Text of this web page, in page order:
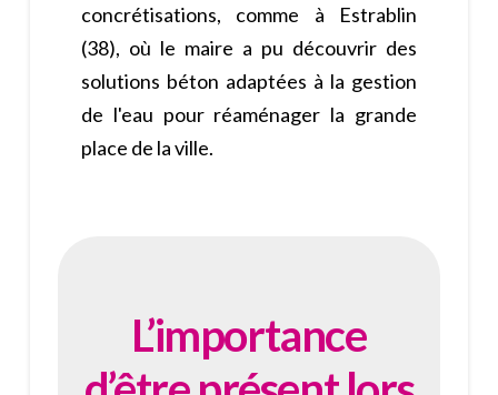
concrétisations, comme à Estrablin
(38), où le maire a pu découvrir des
solutions béton adaptées à la gestion
de l'eau pour réaménager la grande
place de la ville.
L’importance